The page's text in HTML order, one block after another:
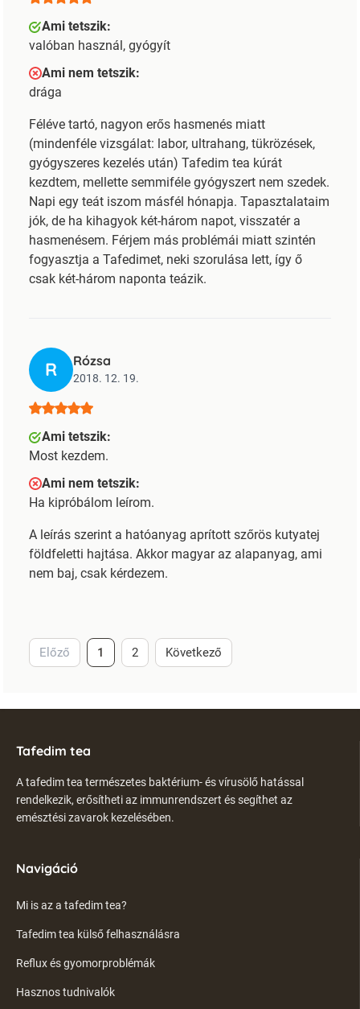
Ami tetszik:
valóban használ, gyógyít
Ami nem tetszik:
drága
Féléve tartó, nagyon erős hasmenés miatt
(mindenféle vizsgálat: labor, ultrahang, tükrözések,
gyógyszeres kezelés után) Tafedim tea kúrát
kezdtem, mellette semmiféle gyógyszert nem szedek.
Napi egy teát iszom másfél hónapja. Tapasztalataim
jók, de ha kihagyok két-három napot, visszatér a
hasmenésem. Férjem más problémái miatt szintén
fogyasztja a Tafedimet, neki szorulása lett, így ő
csak két-három naponta teázik.
R Rózsa
2018. 12. 19.
Ami tetszik:
Most kezdem.
Ami nem tetszik:
Ha kipróbálom leírom.
A leírás szerint a hatóanyag aprított szőrös kutyatej
földfeletti hajtása. Akkor magyar az alapanyag, ami
nem baj, csak kérdezem.
Előző 1 2 Következő
Tafedim tea
A tafedim tea természetes baktérium- és vírusölő hatással
rendelkezik, erősítheti az immunrendszert és segíthet az
emésztési zavarok kezelésében.
Navigáció
Mi is az a tafedim tea?
Tafedim tea külső felhasználásra
Reflux és gyomorproblémák
Hasznos tudnivalók